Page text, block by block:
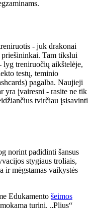
- juk drakonai
Tam tikslui
lyg treniruočių aikštelėje,
testų, teminio
pagalba. Naujieji
yra įvairesni - rasite ne tik
tvirčiau įsisavinti
norint padidinti šansus
stygiaus troliais,
ir mėgstamas vaikystės
Edukamento šeimos
turinį, „Plius“